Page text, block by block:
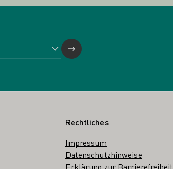
Rechtliches
Impressum
Datenschutzhinweise
Erklärung zur Barrierefreiheit